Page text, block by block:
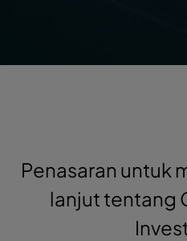
Penasaran untuk
lanjut tentang